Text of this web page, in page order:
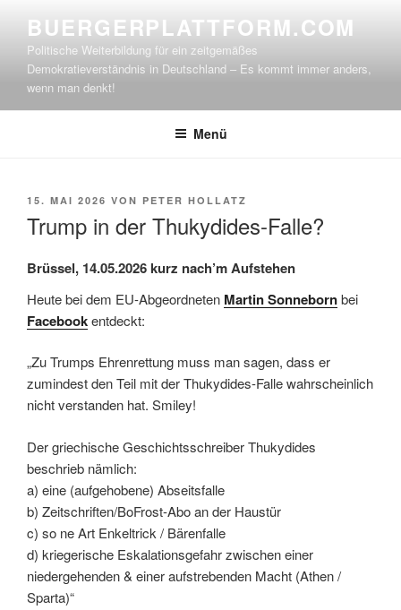
springen
BUERGERPLATTFORM.COM
Politische Weiterbildung für ein zeitgemäßes
Demokratieverständnis in Deutschland – Es kommt immer anders,
wenn man denkt!
Menü
VERÖFFENTLICHT
15. MAI 2026 VON PETER HOLLATZ
Trump in der Thukydides-Falle?
Brüssel, 14.05.2026 kurz nach’m Aufstehen
Heute bei dem EU-Abgeordneten Martin Sonnebornbei
Facebookentdeckt:
„Zu Trumps Ehrenrettung muss man sagen, dass er
zumindest den Teil mit der Thukydides-Falle wahrscheinlich
nicht verstanden hat. Smiley!
Der griechische Geschichtsschreiber Thukydides
beschrieb nämlich:
a) eine (aufgehobene) Abseitsfalle
b) Zeitschriften/BoFrost-Abo an der Haustür
c) so ne Art Enkeltrick / Bärenfalle
d) kriegerische Eskalationsgefahr zwischen einer
niedergehenden & einer aufstrebenden Macht (Athen /
Sparta)“